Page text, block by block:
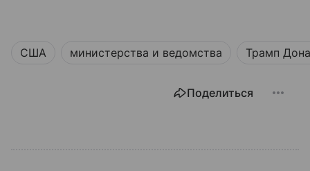
США министерства и ведомства Трамп
Поделиться